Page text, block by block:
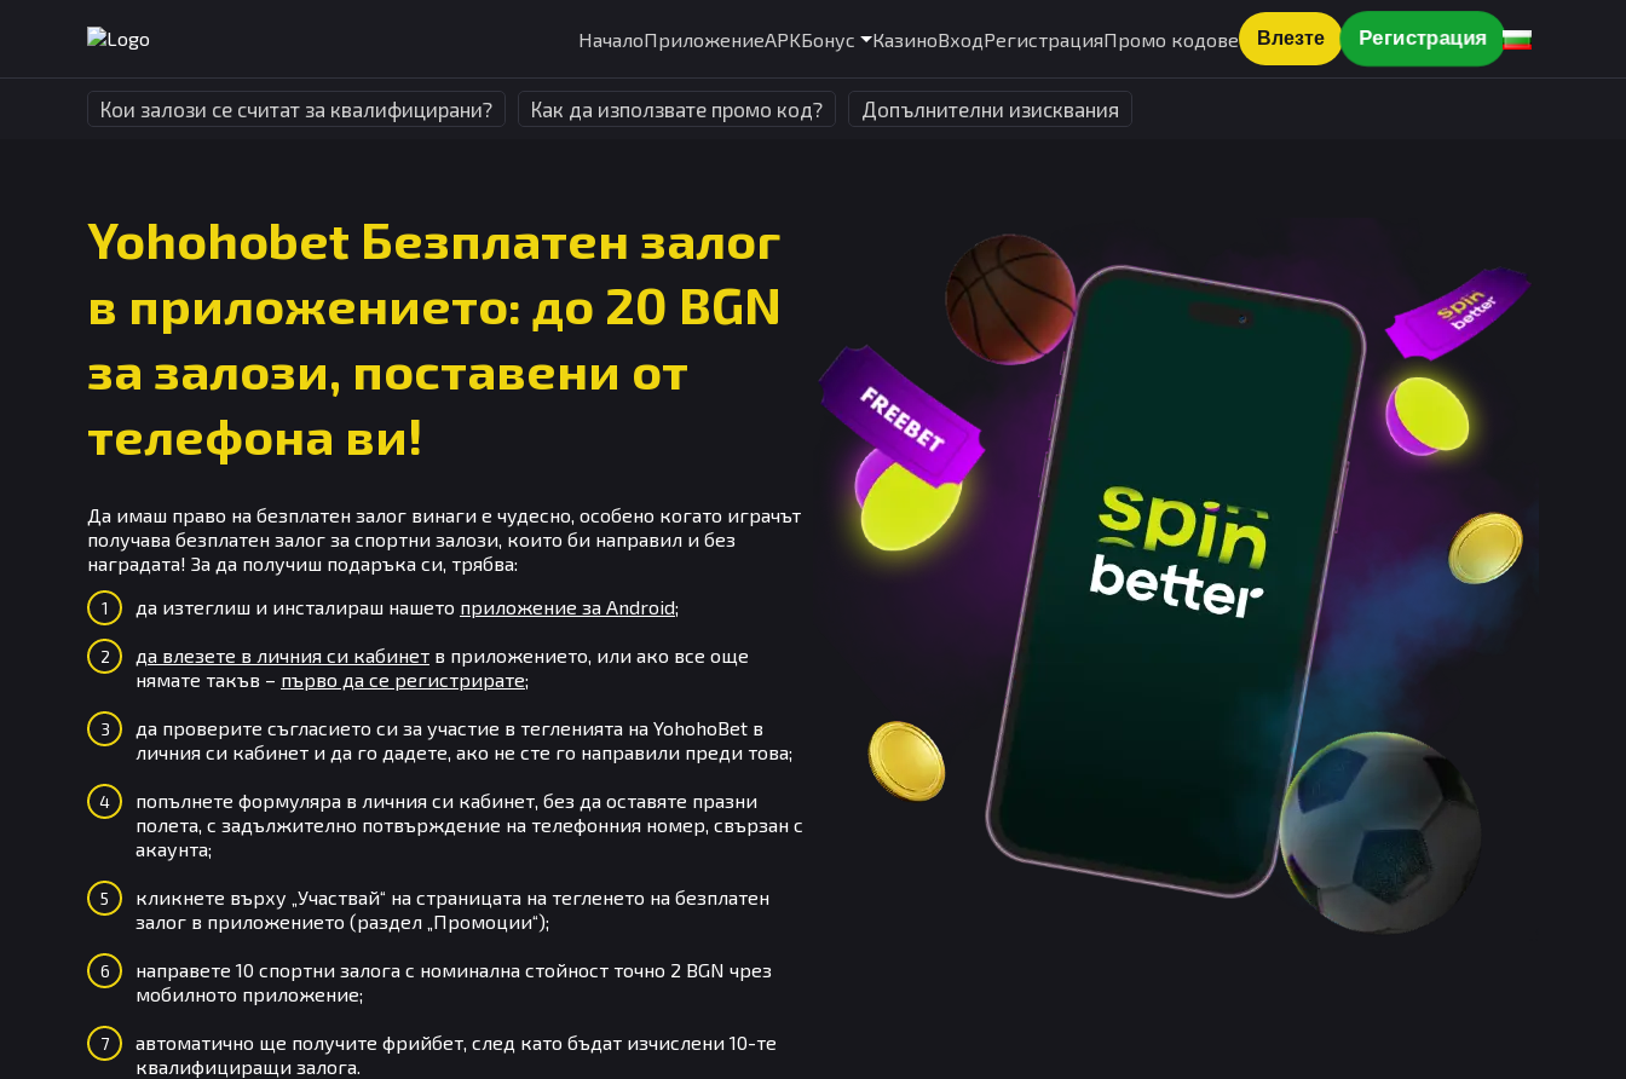
НачалоПриложениеAPKБонус КазиноВходРегистрацияПромо кодове Влезте Регистрация
Кои залози се считат за квалифицирани? Как да използвате промо код? Допълнителни изисквания
Yohohobet Безплатен залог
в приложението: до 20 BGN
за залози, поставени от
телефона ви!
Да имаш право на безплатен залог винаги е чудесно, особено когато играчът
получава безплатен залог за спортни залози, които би направил и без
наградата! За да получиш подаръка си, трябва:
да изтеглиш и инсталираш нашето приложение за Android;
да влезете в личния си кабинет в приложението, или ако все още
нямате такъв – първо да се регистрирате;
да проверите съгласието си за участие в тегленията на YohohoBet в
личния си кабинет и да го дадете, ако не сте го направили преди това;
попълнете формуляра в личния си кабинет, без да оставяте празни
полета, с задължително потвърждение на телефонния номер, свързан с
акаунта;
кликнете върху „Участвай“ на страницата на тегленето на безплатен
залог в приложението (раздел „Промоции“);
направете 10 спортни залога с номинална стойност точно 2 BGN чрез
мобилното приложение;
автоматично ще получите фрийбет, след като бъдат изчислени 10-те
квалифициращи залога.